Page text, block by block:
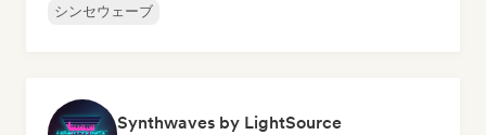
シンセウェーブ
Synthwaves by LightSource